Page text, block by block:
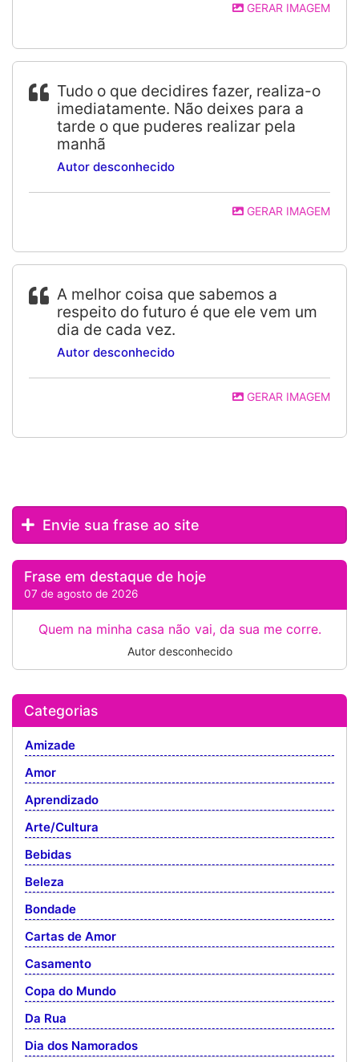
GERAR IMAGEM
Tudo o que decidires fazer, realiza-o
imediatamente. Não deixes para a
tarde o que puderes realizar pela
manhã
Autor desconhecido
GERAR IMAGEM
A melhor coisa que sabemos a
respeito do futuro é que ele vem um
dia de cada vez.
Autor desconhecido
GERAR IMAGEM
Envie sua frase ao site
Frase em destaque de hoje
07 de agosto de 2026
Quem na minha casa não vai, da sua me corre.
Autor desconhecido
Categorias
Amizade
Amor
Aprendizado
Arte/Cultura
Bebidas
Beleza
Bondade
Cartas de Amor
Casamento
Copa do Mundo
Da Rua
Dia dos Namorados